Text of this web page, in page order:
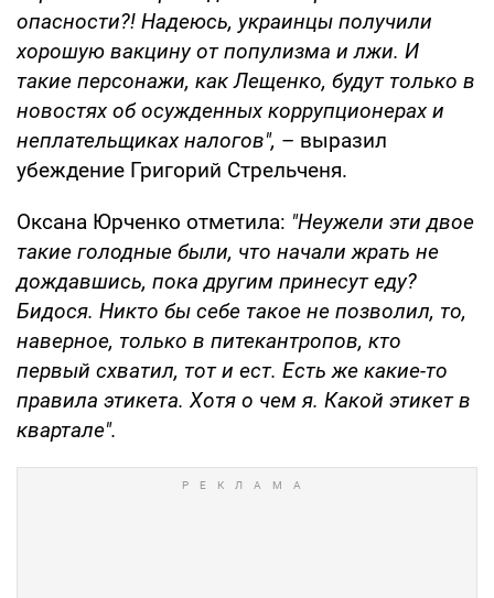
опасности?! Надеюсь, украинцы получили
хорошую вакцину от популизма и лжи. И
такие персонажи, как Лещенко, будут только в
новостях об осужденных коррупционерах и
неплательщиках налогов", – выразил
убеждение Григорий Стрельченя.
Оксана Юрченко отметила: "Неужели эти двое
такие голодные были, что начали жрать не
дождавшись, пока другим принесут еду?
Бидося. Никто бы себе такое не позволил, то,
наверное, только в питекантропов, кто
первый схватил, тот и ест. Есть же какие-то
правила этикета. Хотя о чем я. Какой этикет в
квартале".